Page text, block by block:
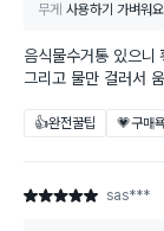
무게 사용하기 가벼워요
음식물수거통 있으니
그리고 물만 걸러서
👍완전꿀팁 💗구매
별점 5점 sas***